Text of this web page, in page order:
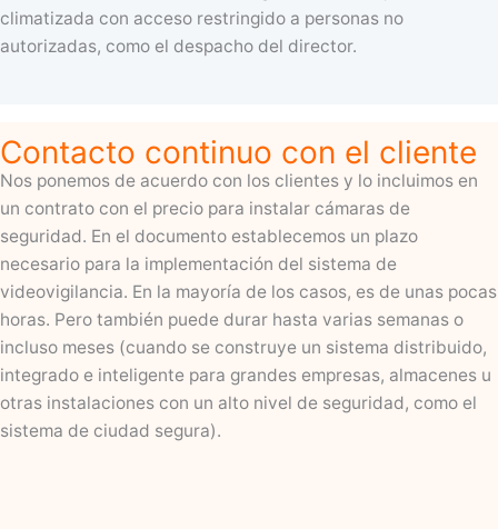
climatizada con acceso restringido a personas no
autorizadas, como el despacho del director.
Contacto continuo con el cliente
Nos ponemos de acuerdo con los clientes y lo incluimos en
un contrato con el precio para instalar cámaras de
seguridad. En el documento establecemos un plazo
necesario para la implementación del sistema de
videovigilancia. En la mayoría de los casos, es de unas pocas
horas. Pero también puede durar hasta varias semanas o
incluso meses (cuando se construye un sistema distribuido,
integrado e inteligente para grandes empresas, almacenes u
otras instalaciones con un alto nivel de seguridad, como el
sistema de ciudad segura).